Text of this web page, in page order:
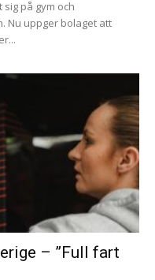
på gym och
Nu uppger bolaget att
– ”Full fart